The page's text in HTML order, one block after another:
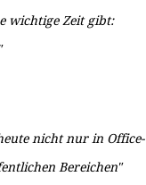
wichtige Zeit gibt:
nicht nur in Office-
Bereichen"